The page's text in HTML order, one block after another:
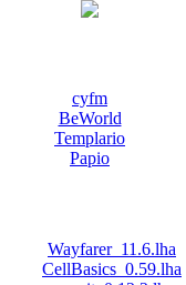
cyfm
BeWorld
Templario
Papio
Wayfarer_11.6.lha
CellBasics_0.59.lha